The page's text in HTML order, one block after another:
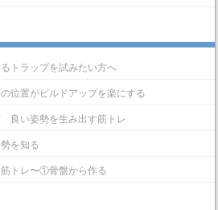
トラップを試みたい方へ
位置がビルドアップを楽にする
良い姿勢を生み出す筋トレ
を知る
トレ〜①骨盤から作る